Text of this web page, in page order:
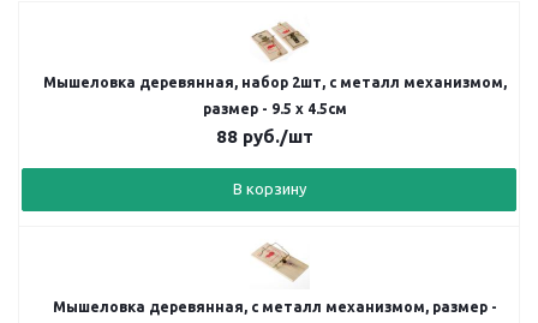
Мышеловка деревянная, набор 2шт, с металл механизмом,
размер - 9.5 х 4.5см
88 руб./шт
В корзину
Мышеловка деревянная, с металл механизмом, размер -